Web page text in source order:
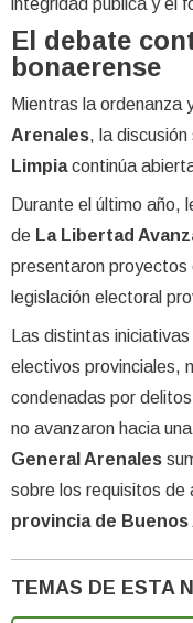
integridad pública y el
El debate
bonaerense
Mientras la ordenanza
Arenales, la
Limpiacontinúa
Durante el último año,
de La Libertad
presentaron proyectos
legislación electoral
Las distintas
electivos provinciales,
condenadas por
no avanzaron hacia
General Arenales
sobre los requisitos de
provincia de Buenos
TEMAS DE ESTA